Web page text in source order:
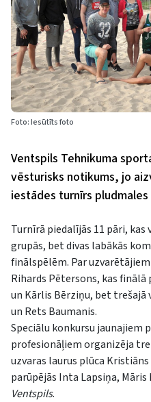
Foto: Iesūtīts foto
Ventspils Tehnikuma
vēsturisks notikums, jo
iestādes turnīrs
Turnīrā piedalījās 11 pāri,
grupās, bet divas labākās
finālspēlēm. Par
Rihards Pētersons, kas
un Kārlis Bērziņu, bet trešajā
un Rets Baumanis.
Speciālu konkursu jaunajiem
profesionāļiem organizēja
uzvaras laurus plūca
parūpējās Inta Lapsiņa,
Ventspils.